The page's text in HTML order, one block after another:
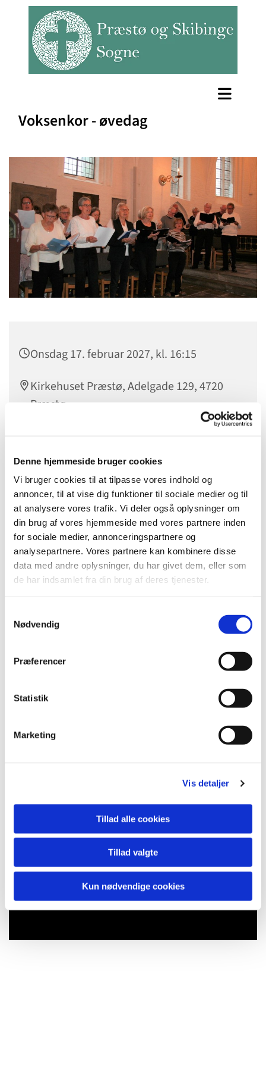
Denne hjemmeside bruger cookies
Vi bruger cookies til at tilpasse vores indhold og
annoncer, til at vise dig funktioner til sociale medier og til
at analysere vores trafik. Vi deler også oplysninger om
din brug af vores hjemmeside med vores partnere inden
for sociale medier, annonceringspartnere og
analysepartnere. Vores partnere kan kombinere disse
data med andre oplysninger, du har givet dem, eller som
de har indsamlet fra din brug af deres tjenester.
Nødvendig
Præferencer
Statistik
Marketing
Vis detaljer
Tillad alle cookies
Tillad valgte
Kun nødvendige cookies
Voksenkor - øvedag
Onsdag 17. februar 2027, kl. 16:15
Kirkehuset Præstø, Adelgade 129, 4720
Præstø
Charlotte
VOKSENKOR
Voksenkoret øver hver onsdag kl. 16.15 -17.30.
Nye medlemmer er velkomne. Der øves i Præstø kirkehus,
Adelgade 127
Sæsonstart: d. 28. august
Du vil måske også kunne lide...